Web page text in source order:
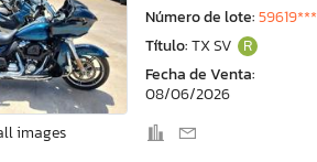
images
Número de lote:59619***
Título:TX SV R
Fecha de Venta:
08/06/2026